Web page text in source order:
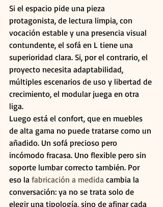
Si el espacio pide una pieza
protagonista, de lectura limpia, con
vocación estable y una presencia visual
contundente, el sofá en L tiene una
superioridad clara. Si, por el contrario, el
proyecto necesita adaptabilidad,
múltiples escenarios de uso y libertad de
crecimiento, el modular juega en otra
liga.
Luego está el confort, que en muebles
de alta gama no puede tratarse como un
añadido. Un sofá precioso pero
incómodo fracasa. Uno flexible pero sin
soporte lumbar correcto también. Por
eso la fabricación a medida cambia la
conversación: ya no se trata solo de
elegir una tipología, sino de afinar cada